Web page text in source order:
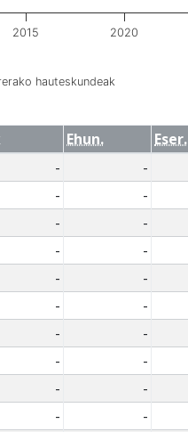
hauteskundeak
2015 2020
Ehun.
Eser.
- -
- -
- -
- -
- -
- -
- -
- -
- -
- -